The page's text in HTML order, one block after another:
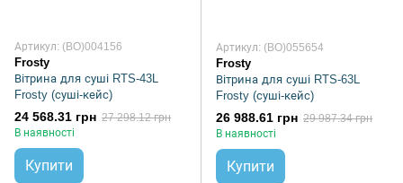
Артикул: (BO)004156
Frosty
Вітрина для суші RTS-43L
Frosty (суші-кейс)
24 568.31 грн 27 298.12 грн
В наявності
Купити
Артикул: (BO)055654
Frosty
Вітрина для суші RTS-63L
Frosty (суші-кейс)
26 988.61 грн 29 987.34 грн
В наявності
Купити